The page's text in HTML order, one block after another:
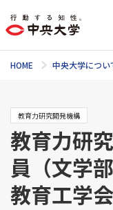
HOME 中央大学につい
教育力研究開発機構
教育力研
員（文学
教育工学